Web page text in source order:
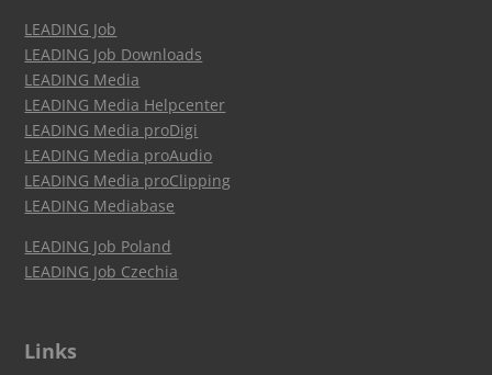
LEADING Job
LEADING Job Downloads
LEADING Media
LEADING Media Helpcenter
LEADING Media proDigi
LEADING Media proAudio
LEADING Media proClipping
LEADING Mediabase
LEADING Job Poland
LEADING Job Czechia
Links